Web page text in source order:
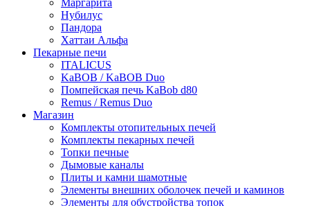
Маргарита
Нубилус
Пандора
Хаттаи Альфа
Пекарные печи
ITALICUS
KaBOB / KaBOB Duo
Помпейская печь KaBob d80
Remus / Remus Duo
Магазин
Комплекты отопительных печей
Комплекты пекарных печей
Топки печные
Дымовые каналы
Плиты и камни шамотные
Элементы внешних оболочек печей и каминов
Элементы для обустройства топок